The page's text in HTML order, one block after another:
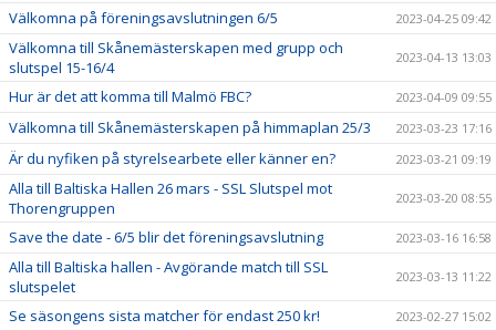
Välkomna på föreningsavslutningen 6/5 2023-04-25 09:42
Välkomna till Skånemästerskapen med grupp och
slutspel 15-16/4
2023-04-13 13:03
Hur är det att komma till Malmö FBC? 2023-04-09 09:55
Välkomna till Skånemästerskapen på himmaplan 25/3 2023-03-23 17:16
Är du nyfiken på styrelsearbete eller känner en? 2023-03-21 09:19
Alla till Baltiska Hallen 26 mars - SSL Slutspel mot
Thorengruppen
2023-03-20 08:55
Save the date - 6/5 blir det föreningsavslutning 2023-03-16 16:58
Alla till Baltiska hallen - Avgörande match till SSL
slutspelet
2023-03-13 11:22
Se säsongens sista matcher för endast 250 kr! 2023-02-27 15:02